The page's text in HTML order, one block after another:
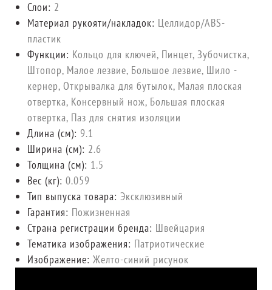
Слои: 2
Материал рукояти/накладок: Целлидор/ABS-
пластик
Функции: Кольцо для ключей, Пинцет, Зубочистка,
Штопор, Малое лезвие, Большое лезвие, Шило -
кернер, Открывалка для бутылок, Малая плоская
отвертка, Консервный нож, Большая плоская
отвертка, Паз для снятия изоляции
Длина (cм): 9.1
Ширина (см): 2.6
Толщина (см): 1.5
Вес (кг): 0.059
Тип выпуска товара: Эксклюзивный
Гарантия: Пожизненная
Страна регистрации бренда: Швейцария
Тематика изображения: Патриотические
Изображение: Желто-синий рисунок